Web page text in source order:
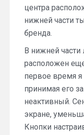
центра
нижней части
бренда.
В нижней
расположен
первое время я
принимая его
неактивный.
экране,
Кнопки